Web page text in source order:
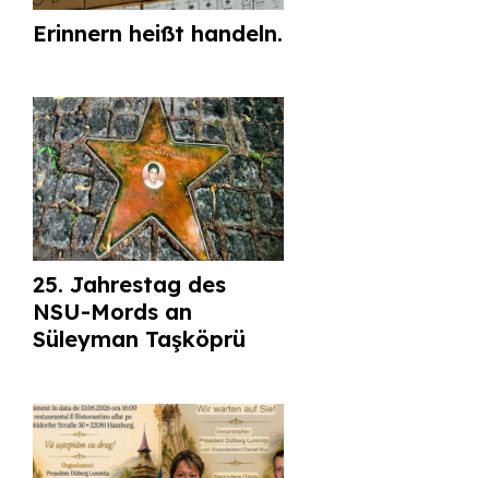
Erinnern heißt handeln.
25. Jahrestag des
NSU-Mords an
Süleyman Taşköprü